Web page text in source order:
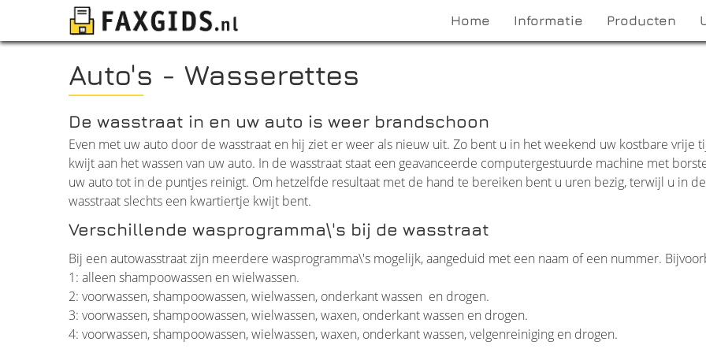
Home Informatie Producten
Auto's - Wasserettes
De wasstraat in en uw auto is weer brandschoon
Even met uw auto door de wasstraat en hij ziet er weer als nieuw uit. Zo bent u in het weekend uw kostbare vrije
kwijt aan het wassen van uw auto. In de wasstraat staat een geavanceerde computergestuurde machine met
uw auto tot in de puntjes reinigt. Om hetzelfde resultaat met de hand te bereiken bent u uren bezig, terwijl u in de
wasstraat slechts een kwartiertje kwijt bent.
Verschillende wasprogramma\'s bij de wasstraat
Bij een autowasstraat zijn meerdere wasprogramma\'s mogelijk, aangeduid met een naam of een nummer.
1: alleen shampoowassen en wielwassen.
2: voorwassen, shampoowassen, wielwassen, onderkant wassen en drogen.
3: voorwassen, shampoowassen, wielwassen, waxen, onderkant wassen en drogen.
4: voorwassen, shampoowassen, wielwassen, waxen, onderkant wassen, velgenreiniging en drogen.